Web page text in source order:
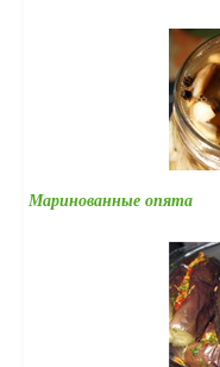
Маринованные опята